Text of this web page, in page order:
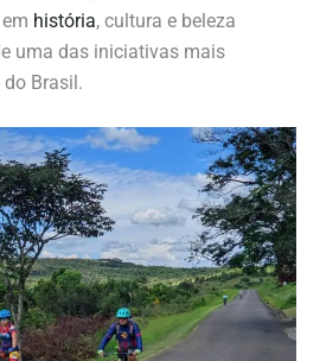
história, cultura e beleza
uma das iniciativas mais
Brasil.